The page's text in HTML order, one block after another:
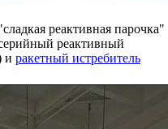
реактивная парочка"
реактивный
и ракетный истребитель